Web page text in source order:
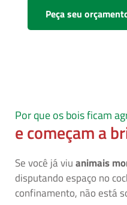
Peça seu
Por que os bois ficam
e começam a
Se você já viuanimais
disputando espaço no
confinamento, não está